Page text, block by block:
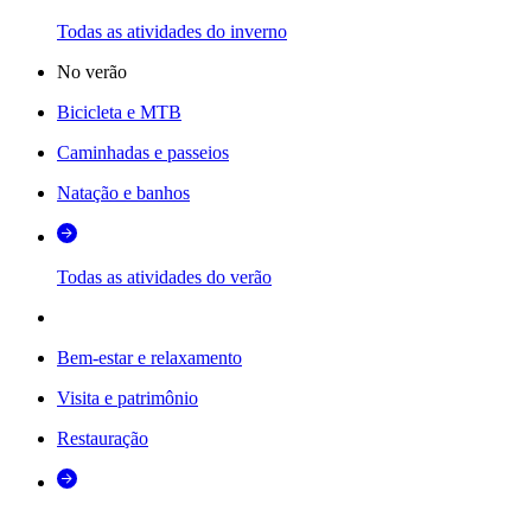
Todas as atividades do inverno
No verão
Bicicleta e MTB
Caminhadas e passeios
Natação e banhos
Todas as atividades do verão
Bem-estar e relaxamento
Visita e patrimônio
Restauração